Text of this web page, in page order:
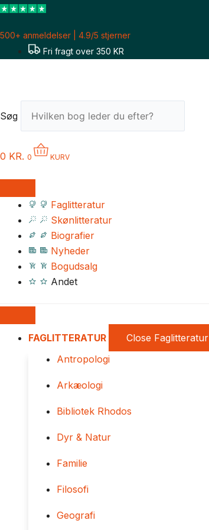
Gå
indholdet
500+ anmeldelser | 4.9/5 stjerner
Fri fragt over 350 KR
Søg
0 KR. 0 KURV
Faglitteratur
Skønlitteratur
Biografier
Nyheder
Bogudsalg
Andet
FAGLITTERATUR Close Faglitteratur
Antropologi
Arkæologi
Bibliotek Rhodos
Dyr & Natur
Familie
Filosofi
Geografi